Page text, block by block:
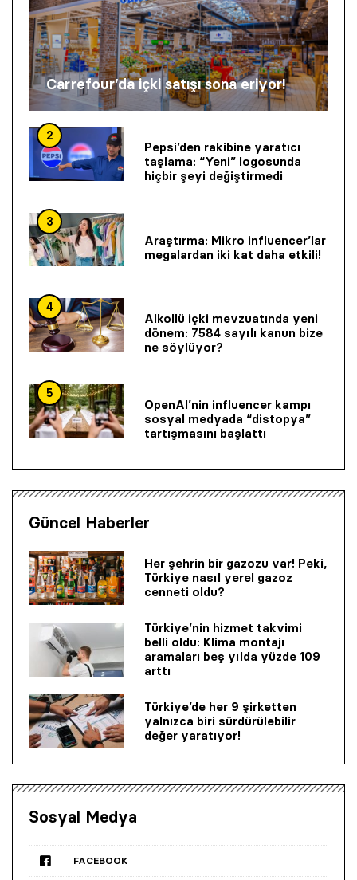
Carrefour’da içki satışı sona eriyor!
2
Pepsi’den rakibine yaratıcı
taşlama: “Yeni” logosunda
hiçbir şeyi değiştirmedi
3
Araştırma: Mikro influencer’lar
megalardan iki kat daha etkili!
4
Alkollü içki mevzuatında yeni
dönem: 7584 sayılı kanun bize
ne söylüyor?
5
OpenAI’nin influencer kampı
sosyal medyada “distopya”
tartışmasını başlattı
Güncel Haberler
Her şehrin bir gazozu var! Peki,
Türkiye nasıl yerel gazoz
cenneti oldu?
Türkiye’nin hizmet takvimi
belli oldu: Klima montajı
aramaları beş yılda yüzde 109
arttı
Türkiye’de her 9 şirketten
yalnızca biri sürdürülebilir
değer yaratıyor!
Sosyal Medya
FACEBOOK